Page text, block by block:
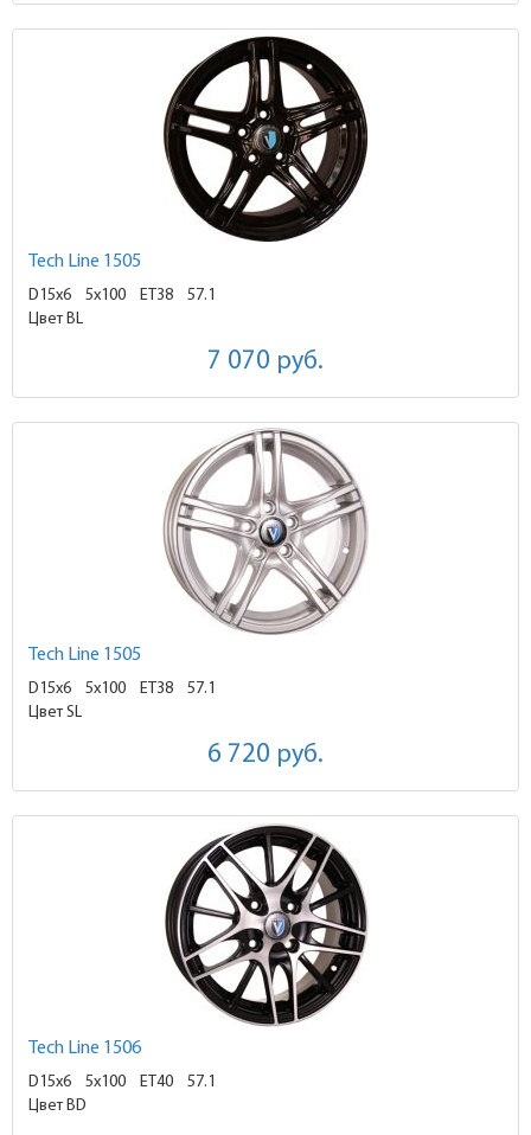
Tech Line 1505
D15x6 5x100 ET38
57.1
Цвет BL
7 070 руб.
Tech Line 1505
D15x6 5x100 ET38
57.1
Цвет SL
6 720 руб.
Tech Line 1506
D15x6 5x100 ET40
57.1
Цвет BD